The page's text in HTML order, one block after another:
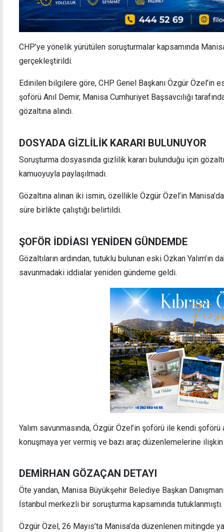
CHP’ye yönelik yürütülen soruşturmalar kapsamında
gerçekleştirildi.
Edinilen bilgilere göre, CHP Genel Başkanı Özgür Özel’in
şoförü Anıl Demir, Manisa Cumhuriyet Başsavcılığı
gözaltına alındı.
DOSYADA GİZLİLİK KARARI BULUNUYOR
Soruşturma dosyasında gizlilik kararı bulunduğu için
kamuoyuyla paylaşılmadı.
Gözaltına alınan iki ismin, özellikle Özgür Özel’in
süre birlikte çalıştığı belirtildi.
ŞOFÖR İDDİASI YENİDEN GÜNDEMDE
Gözaltıların ardından, tutuklu bulunan eski Özkan Yalım’ın
savunmadaki iddialar yeniden gündeme geldi.
Yalım savunmasında, Özgür Özel’in şoförü ile kendi
konuşmaya yer vermiş ve bazı araç düzenlemelerine
DEMİRHAN GÖZAÇAN DETAYI
Öte yandan, Manisa Büyükşehir Belediye Başkan
İstanbul merkezli bir soruşturma kapsamında tutuklanmıştı.
Özgür Özel, 26 Mayıs’ta Manisa’da düzenlenen mitingde
Azerbaycan basını: İsrail, sözde Ermeni
soykırımını tanıma sürecini dondurdu
Yolun